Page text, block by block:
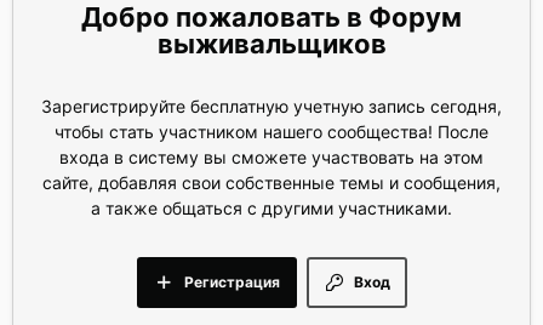
Форум
выживальщиков
Зарегистрируйте бесплатную учетную запись сегодня,
чтобы стать участником нашего сообщества! После
входа в систему вы сможете участвовать на этом
сайте, добавляя свои собственные темы и сообщения,
а также общаться с другими участниками.
Вход
Регистрация